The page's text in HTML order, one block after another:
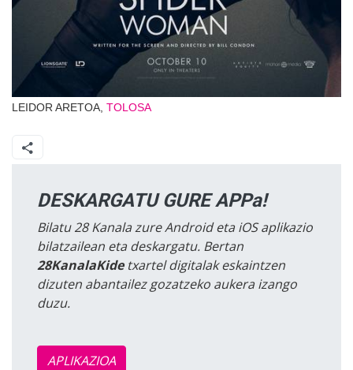
LEIDOR ARETOA, TOLOSA
DESKARGATU GURE APPa!
Bilatu 28 Kanala zure Android eta iOS aplikazio
bilatzailean eta deskargatu. Bertan
28KanalaKidetxartel digitalak eskaintzen
dizuten abantailez gozatzeko aukera izango
duzu.
APLIKAZIOA